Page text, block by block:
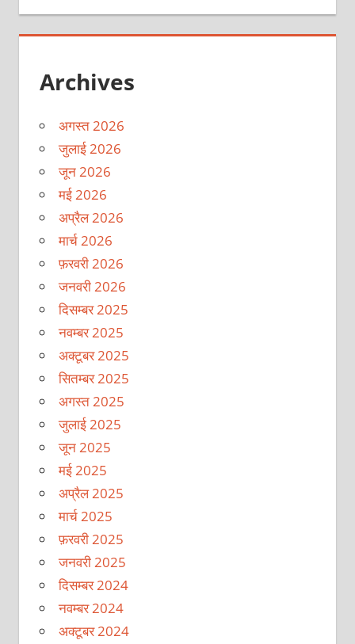
Archives
अगस्त 2026
जुलाई 2026
जून 2026
मई 2026
अप्रैल 2026
मार्च 2026
फ़रवरी 2026
जनवरी 2026
दिसम्बर 2025
नवम्बर 2025
अक्टूबर 2025
सितम्बर 2025
अगस्त 2025
जुलाई 2025
जून 2025
मई 2025
अप्रैल 2025
मार्च 2025
फ़रवरी 2025
जनवरी 2025
दिसम्बर 2024
नवम्बर 2024
अक्टूबर 2024